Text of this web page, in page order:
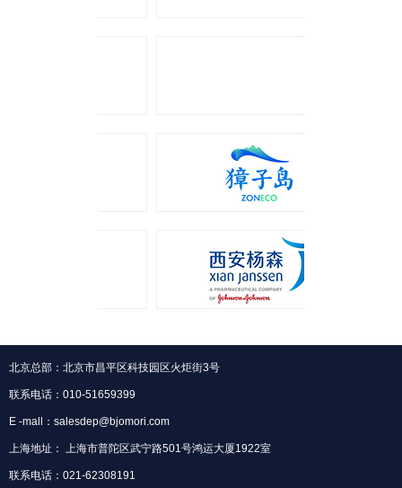
北京总部：北京市昌平区科技园区火炬街3号
联系电话：010-51659399
E -mall：salesdep@bjomori.com
上海地址： 上海市普陀区武宁路501号鸿运大厦1922室
联系电话：021-62308191